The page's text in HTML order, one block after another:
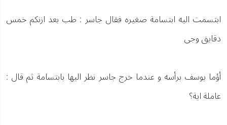
ابتسمت اليه ابتسامة صغيره فقال جاسر : طب بعد ازنكم خمس
دقايق وجى
أؤما يوسف برأسه و عندما خرج جاسر نظر اليها بابتسامة ثم قال :
عاملة اية؟